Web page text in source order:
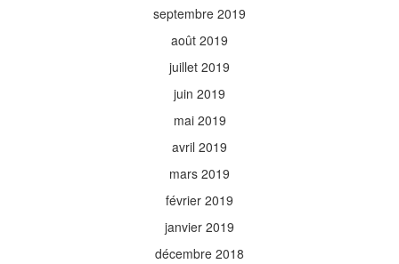
septembre 2019
août 2019
juillet 2019
juin 2019
mai 2019
avril 2019
mars 2019
février 2019
janvier 2019
décembre 2018